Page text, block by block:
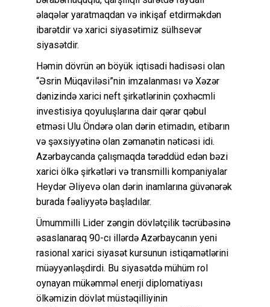
əlaqələr yaratmaqdan və inkişaf etdirməkdən
ibarətdir və xarici siyasətimiz sülhsevər
siyasətdir.
Həmin dövrün ən böyük iqtisadi hadisəsi olan
“Əsrin Müqaviləsi”nin imzalanması və Xəzər
dənizində xarici neft şirkətlərinin çoxhəcmli
investisiya qoyuluşlarına dair qərar qəbul
etməsi Ulu Öndərə olan dərin etimadın, etibarın
və şəxsiyyətinə olan zəmanətin nəticəsi idi.
Azərbaycanda çalışmaqda tərəddüd edən bəzi
xarici ölkə şirkətləri və transmilli kompaniyalar
Heydər Əliyevə olan dərin inamlarına güvənərək
burada fəaliyyətə başladılar.
Ümummilli Lider zəngin dövlətçilik təcrübəsinə
əsaslanaraq 90-cı illərdə Azərbaycanın yeni
rasional xarici siyasət kursunun istiqamətlərini
müəyyənləşdirdi. Bu siyasətdə mühüm rol
oynayan mükəmməl enerji diplomatiyası
ölkəmizin dövlət müstəqilliyinin